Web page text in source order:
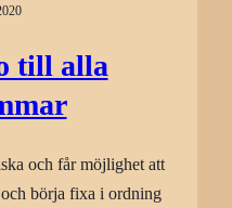
till alla
och får möjlighet att
börja fixa i ordning